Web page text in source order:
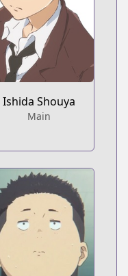
Ishida Shouya
Main